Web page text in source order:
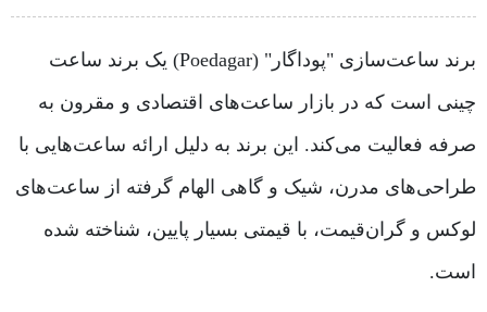
برند ساعت‌سازی "پوداگار" (Poedagar) یک برند ساعت
چینی است که در بازار ساعت‌های اقتصادی و مقرون به
صرفه فعالیت می‌کند. این برند به دلیل ارائه ساعت‌هایی با
طراحی‌های مدرن، شیک و گاهی الهام گرفته از ساعت‌های
لوکس و گران‌قیمت، با قیمتی بسیار پایین، شناخته شده
است.